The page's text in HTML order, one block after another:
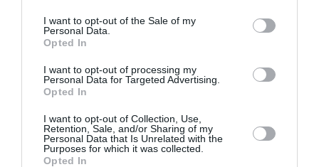
I want to opt-out of the Sale of my
Personal Data.
Opted In
I want to opt-out of processing my
Personal Data for Targeted Advertising.
Opted In
I want to opt-out of Collection, Use,
Retention, Sale, and/or Sharing of my
Personal Data that Is Unrelated with the
Purposes for which it was collected.
Opted InDERNIERS COMMENTAIRES